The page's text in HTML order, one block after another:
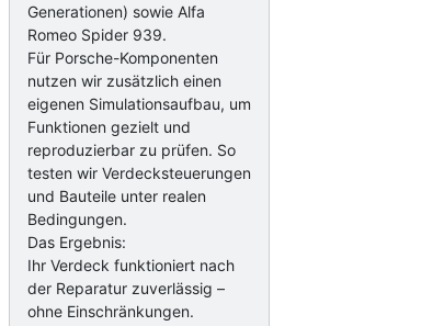
Generationen) sowie Alfa
Romeo Spider 939.
Für Porsche-Komponenten
nutzen wir zusätzlich einen
eigenen Simulationsaufbau, um
Funktionen gezielt und
reproduzierbar zu prüfen. So
testen wir Verdecksteuerungen
und Bauteile unter realen
Bedingungen.
Das Ergebnis:
Ihr Verdeck funktioniert nach
der Reparatur zuverlässig –
ohne Einschränkungen.